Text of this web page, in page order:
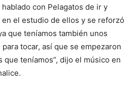
con Pelagatos de ir y
el estudio de ellos y se reforzó
que teníamos también unos
tocar, así que se empezaron
que teníamos”, dijo el músico en